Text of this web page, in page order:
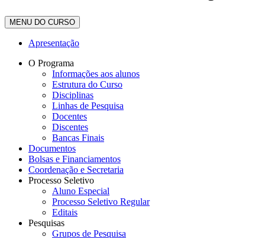
MENU DO CURSO
Apresentação
O Programa
Informações aos alunos
Estrutura do Curso
Disciplinas
Linhas de Pesquisa
Docentes
Discentes
Bancas Finais
Documentos
Bolsas e Financiamentos
Coordenação e Secretaria
Processo Seletivo
Aluno Especial
Processo Seletivo Regular
Editais
Pesquisas
Grupos de Pesquisa